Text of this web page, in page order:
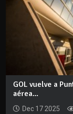
GOL vuelve a
aérea...
Dec 17 2025